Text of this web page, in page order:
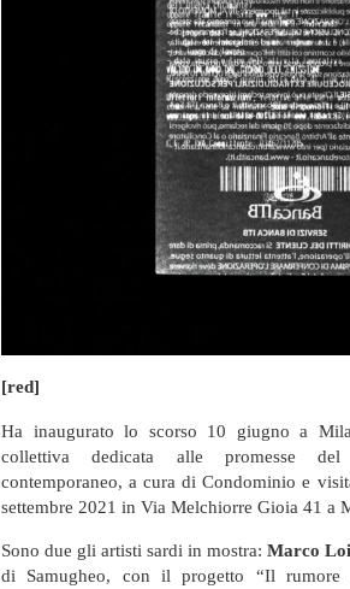
[red]
Ha inaugurato lo scorso 10 giugno a
collettiva dedicata alle promesse del
contemporaneo, a cura di Condominio e
settembre 2021 in Via Melchiorre Gioia 41 a
Sono due gli artisti sardi in mostra: Marco Loi
di Samugheo, con il progetto “Il rumore